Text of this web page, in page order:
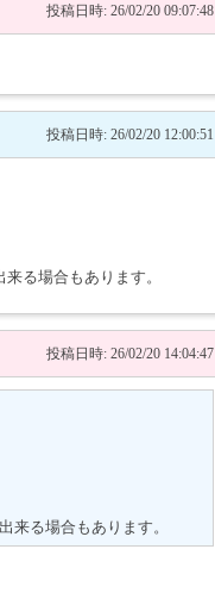
投稿日時: 26/02/20 09:07:48
投稿日時: 26/02/20 12:00:51
る場合もあります。
投稿日時: 26/02/20 14:04:47
来る場合もあります。